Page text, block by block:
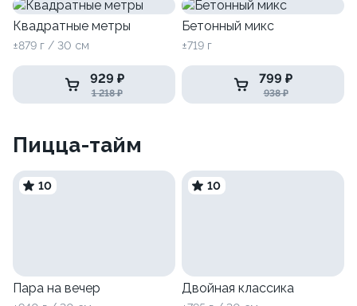
Квадратные метры
±879 г / 30 см
929 ₽
1 218 ₽
Бетонный микс
±719 г
799 ₽
938 ₽
Пицца-тайм
10
Пара на вечер
10
Двойная классика